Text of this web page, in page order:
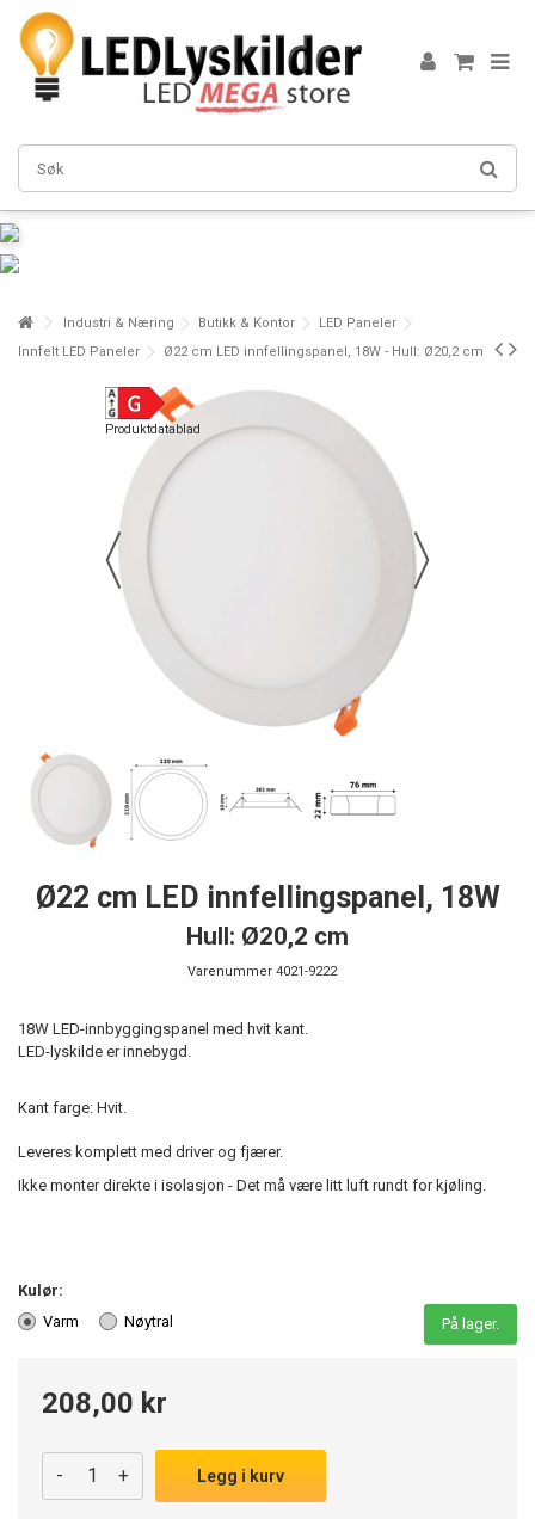
Industri & Næring Butikk & Kontor
LED Paneler
Innfelt LED Paneler
Ø22 cm LED innfellingspanel, 18W - Hull: Ø20,2 cm
Produktdatablad
Ø22 cm LED innfellingspanel, 18W
Hull: Ø20,2 cm
Varenummer 4021-9222
18W LED-innbyggingspanel med hvit kant.
LED-lyskilde er innebygd.
Kant farge: Hvit.
Leveres komplett med driver og fjærer.
Ikke monter direkte i isolasjon - Det må være litt luft rundt for kjøling.
Kulør:
Varm
Nøytral På lager.
208,00 kr
- + Legg i kurv